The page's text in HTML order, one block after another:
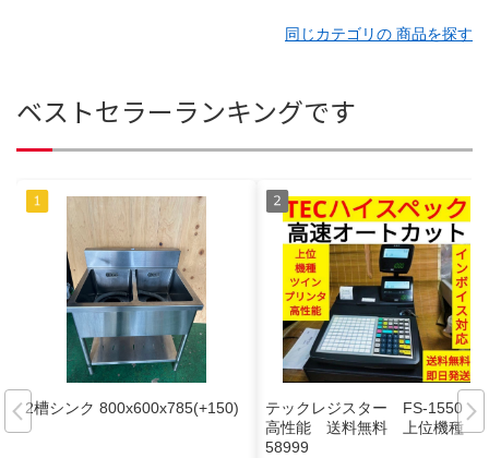
同じカテゴリの 商品を探す
ベストセラーランキングです
2槽シンク 800x600x785(+150)
テックレジスター FS-1550
高性能 送料無料 上位機種 6
58999